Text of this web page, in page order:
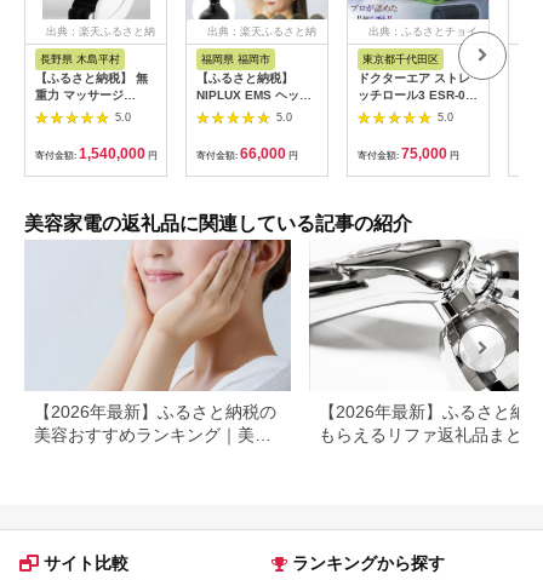
出典：楽天ふるさと納
長野県 木島平村
【ふるさと納税】 無
重力 マッサージ
R1500-01 あんま王4
| 日用品 家電 マッサ
ージチェア あんま王
無重力 長野県 木島平
村 信州
5.0
寄付金額: 1,540,000 円
出典：楽天ふるさと納
福岡県 福岡市
【ふるさと納税】
NIPLUX EMS ヘッ
ド・フェイシャルケア
PREMIUM NP-
EHSP23BK アタッチ
メント付 頭皮ケア 頭
スパ 美顔器 マッサー
ジ ボディケア リフト
ケア フェイスケア ス
カルプ ボディ 全身 防
水 美容 美容家電 福岡
市 福岡
5.0
寄付金額: 66,000 円
出典：ふるさとチョイ
東京都千代田区
ドクターエア ストレ
ッチロール3 ESR-07
ブラック(プレゼント/
振動/寝ながら)
【1582369】
5.0
寄付金額: 75,000 円
美容家電の返礼品に関連している記事の紹介
【2026年最新】ふるさと納税の
美容おすすめランキング｜美容
【2026年最新】ふるさと納
もらえるリファ返礼品まとめ
サイト比較 ランキングから探す